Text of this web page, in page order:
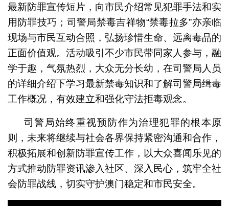
最新防罪宣传短片，向市民介绍常见犯罪手法和实
用防罪技巧；司警局禁毒吉祥物“禁毒拉多”亦亲临
现场与市民互动合照，弘扬珍惜生命、远离毒品的
正面价值观。活动吸引不少市民带同家人参与，融
学于趣，气氛热烈，大众无分长幼，在司警局人员
的详细介绍下学习最新禁毒知识和了解司警局缉毒
工作概况，有效建立和强化守法拒毒观念。
司警局始终重视预防作为治理犯罪的根本原
则，未来将继续与社会各界保持紧密沟通和合作，
积极拓展和创新防罪宣传工作，以大众喜闻乐见的
方式推动防罪资讯渗入社区、深入民心，筑牢全社
会防罪战线，切实守护澳门稳定和市民安全。